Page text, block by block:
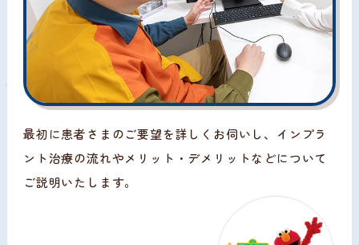
最初に患者さまのご要望を詳しくお伺いし、インプラ
ント治療の流れやメリット・デメリットなどについて
ご説明いたします。